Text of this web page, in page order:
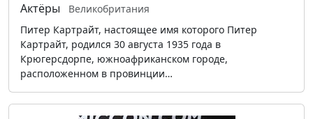
Актёры
Великобритания
Питер Картрайт, настоящее имя которого Питер
Картрайт, родился 30 августа 1935 года в
Крюгерсдорпе, южноафриканском городе,
расположенном в провинции…